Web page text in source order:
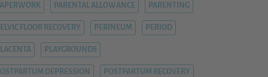
PARENTAL ALLOWANCE PARENTING
FLOOR RECOVERY PERINEUM PERIOD
PLAYGROUNDS
DEPRESSION POSTPARTUM RECOVERY